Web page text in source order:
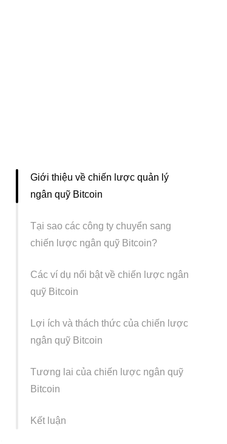
Giới thiệu về chiến lược quản lý
ngân quỹ Bitcoin
Tại sao các công ty chuyển sang
chiến lược ngân quỹ Bitcoin?
Các ví dụ nổi bật về chiến lược ngân
quỹ Bitcoin
Lợi ích và thách thức của chiến lược
ngân quỹ Bitcoin
Tương lai của chiến lược ngân quỹ
Bitcoin
Kết luận